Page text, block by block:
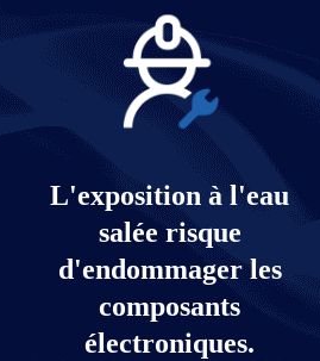
L'exposition à l'eau
salée risque
d'endommager les
composants
électroniques.